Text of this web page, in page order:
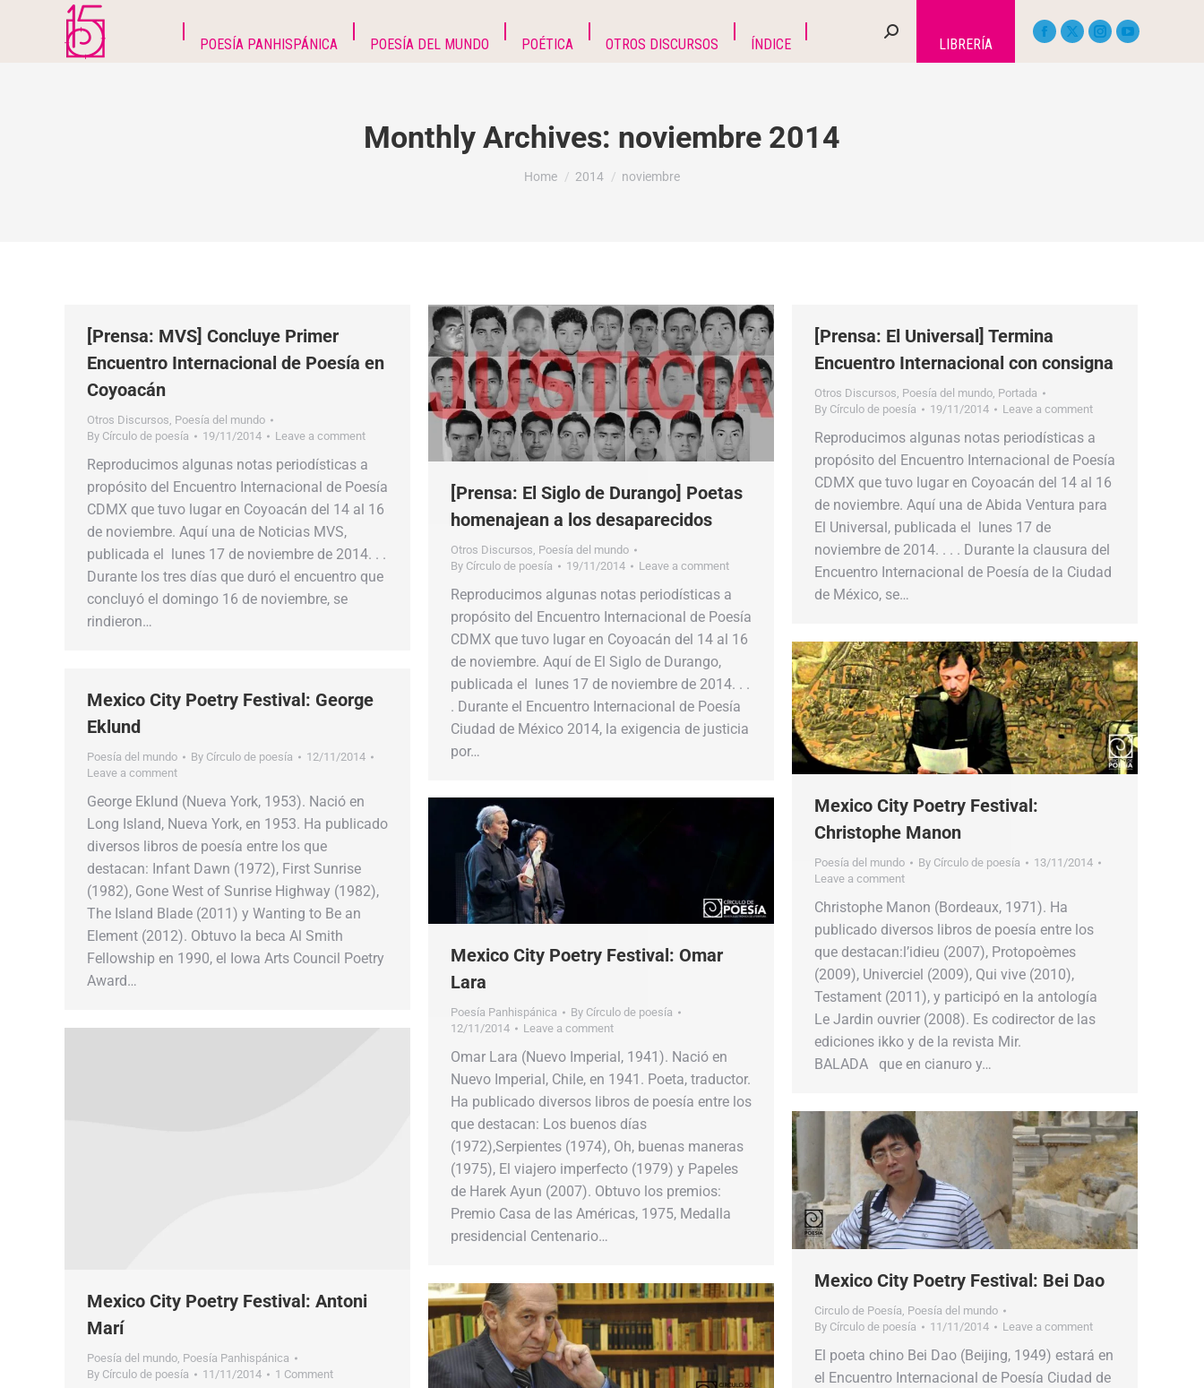
POESÍA PANHISPÁNICA POESÍA DEL MUNDO POÉTICA OTROS DISCURSOS ÍNDICE LIBRERÍA
Monthly Archives: noviembre 2014
You are here:
Home 2014 noviembre
[Prensa: MVS] Concluye Primer
Encuentro Internacional de Poesía en
Coyoacán
Otros Discursos, Poesía del mundo
By Círculo de poesía 19/11/2014 Leave a comment
Reproducimos algunas notas periodísticas a
propósito del Encuentro Internacional de Poesía
CDMX que tuvo lugar en Coyoacán del 14 al 16
de noviembre. Aquí una de Noticias MVS,
publicada el lunes 17 de noviembre de 2014. . .
Durante los tres días que duró el encuentro que
concluyó el domingo 16 de noviembre, se
rindieron…
[Prensa: El Siglo de Durango] Poetas
homenajean a los desaparecidos
Otros Discursos Poesía del mundo
By Círculo de poesía 19/11/2014 Leave a comment
Reproducimos algunas notas periodísticas a
propósito del Encuentro Internacional de Poesía
CDMX que tuvo lugar en Coyoacán del 14 al 16
de noviembre. Aquí de El Siglo de Durango,
publicada el lunes 17 de noviembre de 2014. . .
. Durante el Encuentro Internacional de Poesía
Ciudad de México 2014, la exigencia de justicia
por…
[Prensa: El Universal] Termina
Encuentro Internacional con consigna
Otros Discursos, Poesía del mundo, Portada
By Círculo de poesía 19/11/2014 Leave a comment
Reproducimos algunas notas periodísticas a
propósito del Encuentro Internacional de Poesía
CDMX que tuvo lugar en Coyoacán del 14 al 16
de noviembre. Aquí una de Abida Ventura para
El Universal, publicada el lunes 17 de
noviembre de 2014. . . . Durante la clausura del
Encuentro Internacional de Poesía de la Ciudad
de México, se…
Mexico City Poetry Festival:
Christophe Manon
Poesía del mundo By Círculo de poesía
13/11/2014
Leave a comment
Christophe Manon (Bordeaux, 1971). Ha
publicado diversos libros de poesía entre los
que destacan:l’idieu (2007), Protopoèmes
(2009), Univerciel (2009), Qui vive (2010),
Testament (2011), y participó en la antología
Le Jardin ouvrier (2008). Es codirector de las
ediciones ikko y de la revista Mir.
BALADA que en cianuro y…
Mexico City Poetry Festival: George
Eklund
Poesía del mundo By Círculo de poesía
12/11/2014
Leave a comment
George Eklund (Nueva York, 1953). Nació en
Long Island, Nueva York, en 1953. Ha publicado
diversos libros de poesía entre los que
destacan: Infant Dawn (1972), First Sunrise
(1982), Gone West of Sunrise Highway (1982),
The Island Blade (2011) y Wanting to Be an
Element (2012). Obtuvo la beca Al Smith
Fellowship en 1990, el Iowa Arts Council Poetry
Award…
Mexico City Poetry Festival: Omar
Lara
Poesía Panhispánica By Círculo de poesía
12/11/2014
Leave a comment
Omar Lara (Nuevo Imperial, 1941). Nació en
Nuevo Imperial, Chile, en 1941. Poeta, traductor.
Ha publicado diversos libros de poesía entre los
que destacan: Los buenos días
(1972),Serpientes (1974), Oh, buenas maneras
(1975), El viajero imperfecto (1979) y Papeles
de Harek Ayun (2007). Obtuvo los premios:
Premio Casa de las Américas, 1975, Medalla
presidencial Centenario…
Mexico City Poetry Festival: Antoni
Marí
Poesía del mundo, Poesía Panhispánica
By Círculo de poesía 11/11/2014 1 Comment
Mexico City Poetry Festival: Bei Dao
Circulo de Poesía, Poesía del mundo
By Círculo de poesía 11/11/2014 Leave a comment
El poeta chino Bei Dao (Beijing, 1949) estará en
el Encuentro Internacional de Poesía Ciudad de